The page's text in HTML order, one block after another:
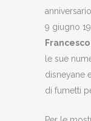
9 giugno
le sue
disneyane
di fumetti